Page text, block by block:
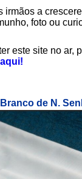
irmãos a
foto ou
este site no ar,
de N.